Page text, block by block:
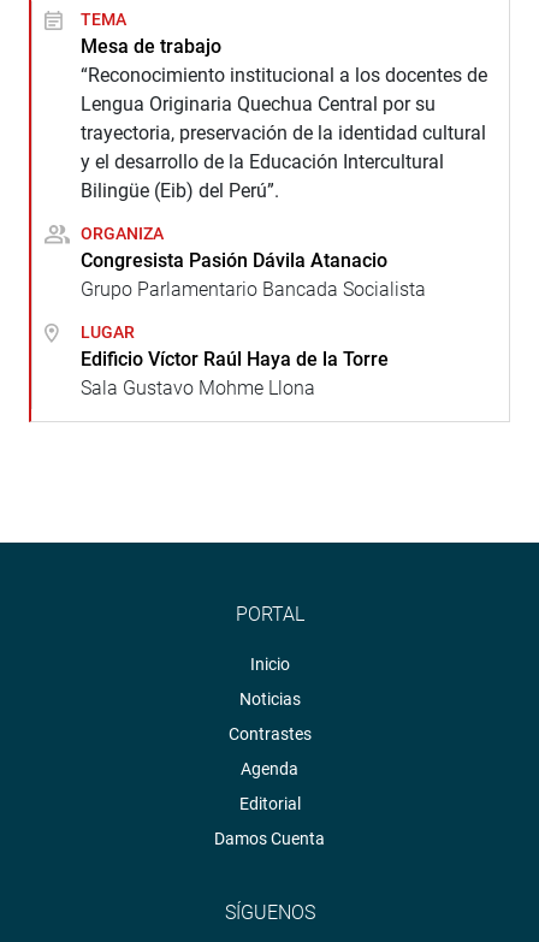
TEMA
Mesa de trabajo
“Reconocimiento institucional a los docentes de
Lengua Originaria Quechua Central por su
trayectoria, preservación de la identidad cultural
y el desarrollo de la Educación Intercultural
Bilingüe (Eib) del Perú”.
ORGANIZA
Congresista Pasión Dávila Atanacio
Grupo Parlamentario Bancada Socialista
LUGAR
Edificio Víctor Raúl Haya de la Torre
Sala Gustavo Mohme Llona
PORTAL
Inicio
Noticias
Contrastes
Agenda
Editorial
Damos Cuenta
SÍGUENOS